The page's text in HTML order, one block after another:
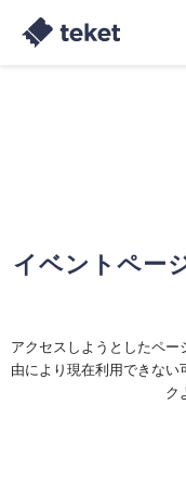
イベントペー
アクセスしようとしたペ
由により現在利用できな
ク